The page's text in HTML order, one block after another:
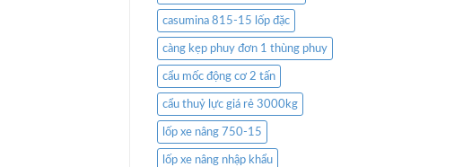
casumina 815-15 lốp đặc
càng kẹp phuy đơn 1 thùng phuy
cẩu mốc động cơ 2 tấn
cẩu thuỷ lực giá rẻ 3000kg
lốp xe nâng 750-15
lốp xe nâng nhập khẩu